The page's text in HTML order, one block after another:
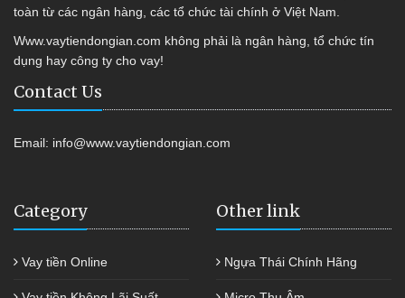
toàn từ các ngân hàng, các tổ chức tài chính ở Việt Nam.
Www.vaytiendongian.com không phải là ngân hàng, tổ chức tín
dụng hay công ty cho vay!
Contact Us
Email: info@www.vaytiendongian.com
Category
Vay tiền Online
Other link
Ngựa Thái Chính Hãng